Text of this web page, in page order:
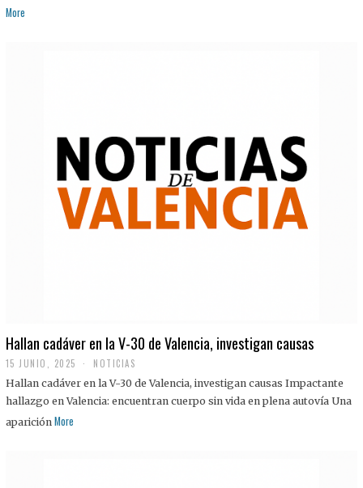
More
Hallan cadáver en la V-30 de Valencia, investigan causas
15 JUNIO, 2025 NOTICIAS
Hallan cadáver en la V-30 de Valencia, investigan causas Impactante
hallazgo en Valencia: encuentran cuerpo sin vida en plena autovía Una
aparición More